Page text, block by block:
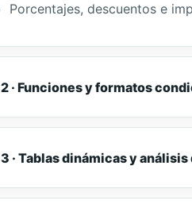
Porcentajes, descuentos e
· Funciones y formatos
· Tablas dinámicas y análisis